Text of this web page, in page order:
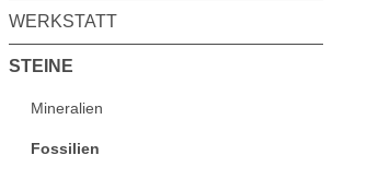
WERKSTATT
STEINE
Mineralien
Fossilien